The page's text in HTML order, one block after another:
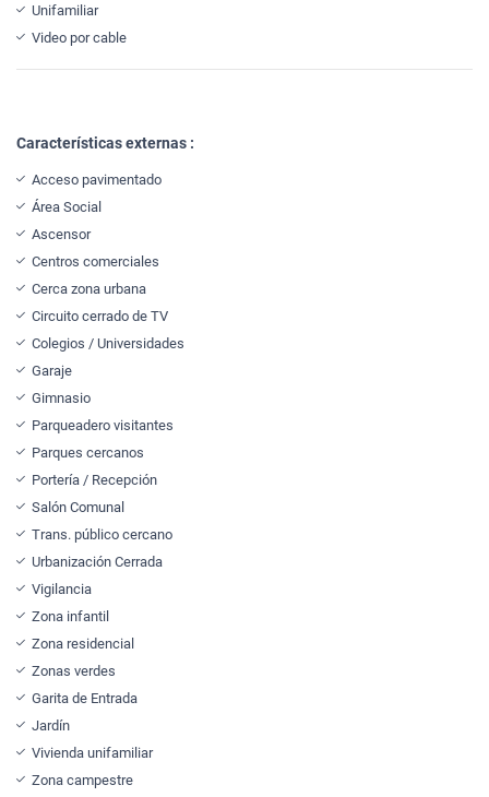
Unifamiliar
Video por cable
Características externas :
Acceso pavimentado
Área Social
Ascensor
Centros comerciales
Cerca zona urbana
Circuito cerrado de TV
Colegios / Universidades
Garaje
Gimnasio
Parqueadero visitantes
Parques cercanos
Portería / Recepción
Salón Comunal
Trans. público cercano
Urbanización Cerrada
Vigilancia
Zona infantil
Zona residencial
Zonas verdes
Garita de Entrada
Jardín
Vivienda unifamiliar
Zona campestre